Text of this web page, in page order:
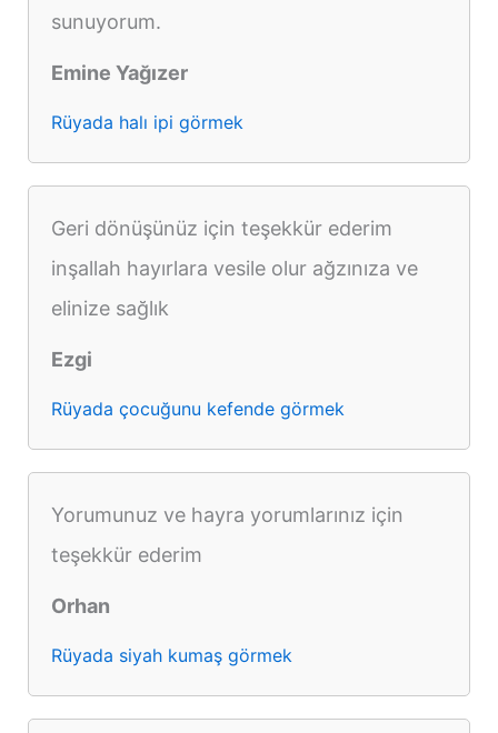
sunuyorum.
Emine Yağızer
Rüyada halı ipi görmek
Geri dönüşünüz için teşekkür ederim
inşallah hayırlara vesile olur ağzınıza ve
elinize sağlık
Ezgi
Rüyada çocuğunu kefende görmek
Yorumunuz ve hayra yorumlarınız için
teşekkür ederim
Orhan
Rüyada siyah kumaş görmek